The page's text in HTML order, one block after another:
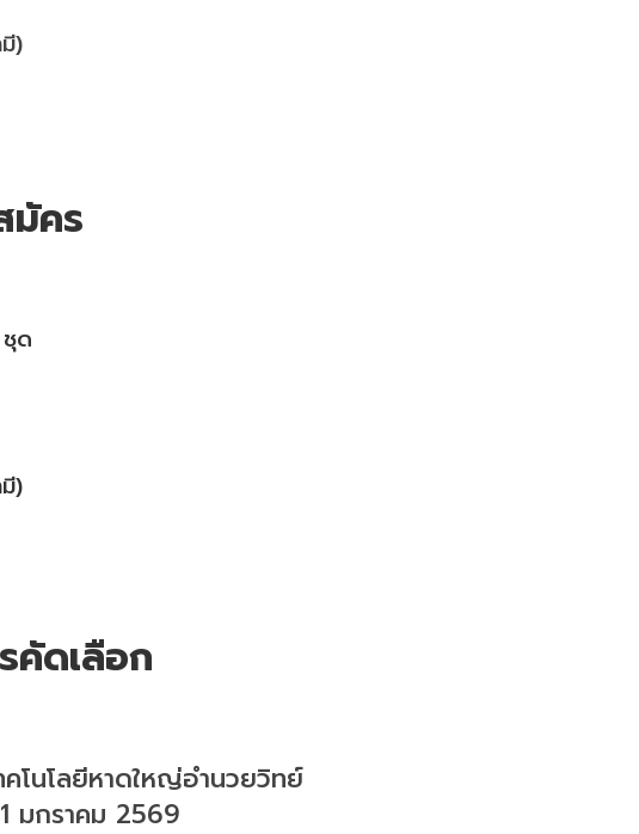
)
มัคร
ด
)
คัดเลือก
โนโลยีหาดใหญ่อำนวยวิทย์
มกราคม 2569